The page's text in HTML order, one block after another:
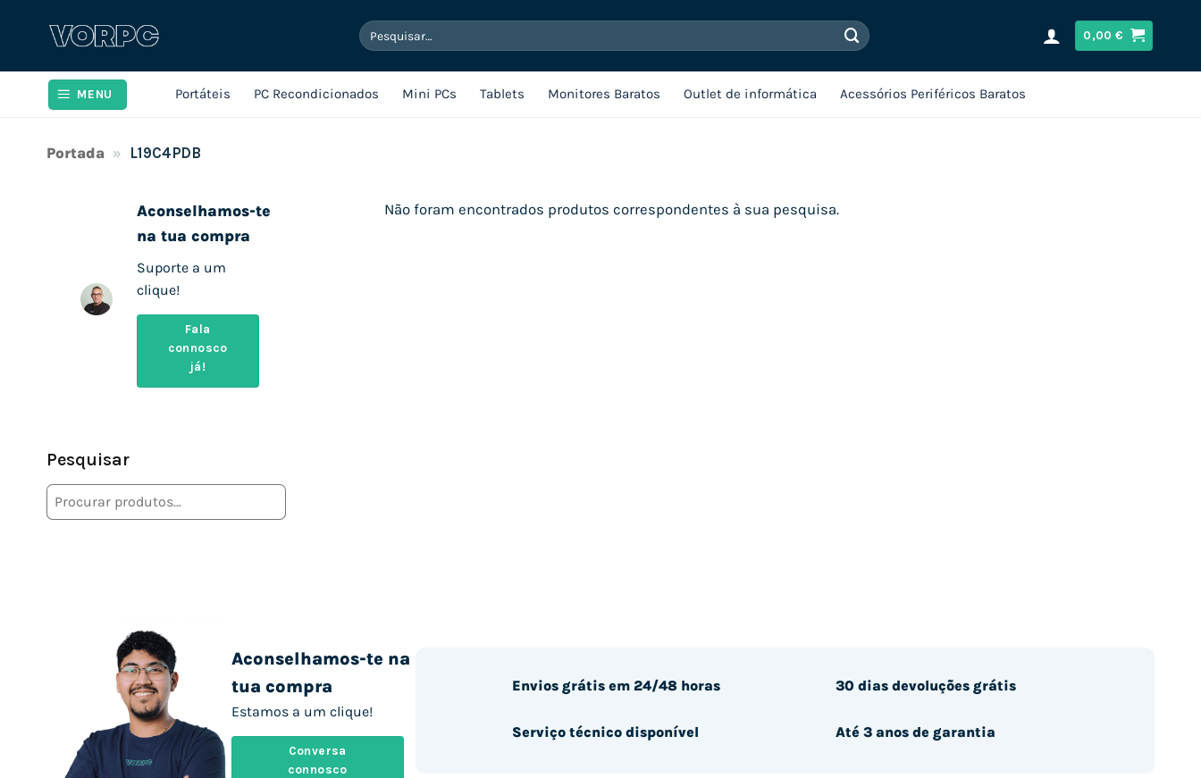
Pesquisar
por:
0,00€
MENU Portáteis PC Recondicionados Mini PCs Tablets Monitores Baratos Outlet de informática Acessórios Periféricos Baratos
Portada » L19C4PDB
Aconselhamos-te
na tua compra
Suporte a um
clique!
Fala
connosco
já!
Pesquisar
Não foram encontrados produtos correspondentes à sua pesquisa.
Aconselhamos-te na
tua compra
Estamos a um clique!
Conversa
connosco
Envios grátis em 24/48 horas
Serviço técnico disponível
30 dias devoluções grátis
Até 3 anos de garantia